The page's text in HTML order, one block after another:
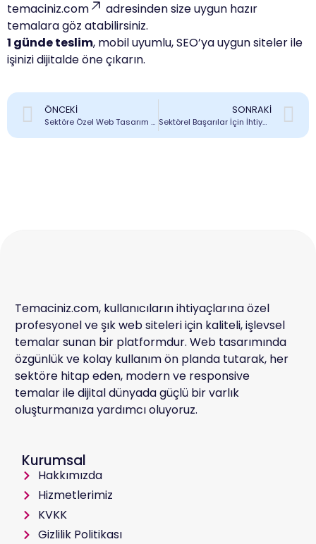
temaciniz.com
adresinden size uygun hazır
temalara göz atabilirsiniz.
1 günde teslim, mobil uyumlu, SEO’ya uygun siteler ile
işinizi dijitalde öne çıkarın.
ÖNCEKI
Sektöre Özel Web Tasarım ile Rekabette Öne Çıkın
SONRAKI
Sektörel Başarılar İçin İhtiyacınız Olan Web Tasarım Stratejileri
Temaciniz.com, kullanıcıların ihtiyaçlarına özel
profesyonel ve şık web siteleri için kaliteli, işlevsel
temalar sunan bir platformdur. Web tasarımında
özgünlük ve kolay kullanım ön planda tutarak, her
sektöre hitap eden, modern ve responsive
temalar ile dijital dünyada güçlü bir varlık
oluşturmanıza yardımcı oluyoruz.
Kurumsal
Hakkımızda
Hizmetlerimiz
KVKK
Gizlilik Politikası